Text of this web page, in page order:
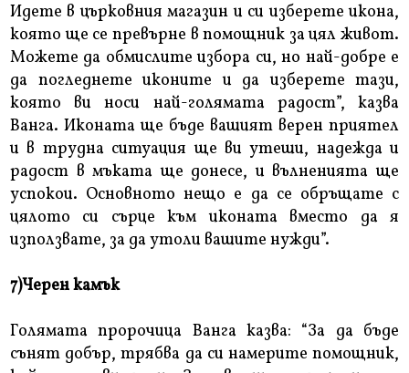
Идете в църковния магазин и си изберете икона,
която ще се превърне в помощник за цял живот.
Можете да обмислите избора си, но най-добре е
да погледнете иконите и да изберете тази,
която ви носи най-голямата радост”, казва
Ванга. Иконата ще бъде вашият верен приятел
и в трудна ситуация ще ви утеши, надежда и
радост в мъката ще донесе, и вълненията ще
успокои. Основното нещо е да се обръщате с
цялото си сърце към иконата вместо да я
използвате, за да утоли вашите нужди”.
7)Черен камък
Голямата пророчица Ванга казва: “За да бъде
сънят добър, трябва да си намерите помощник,